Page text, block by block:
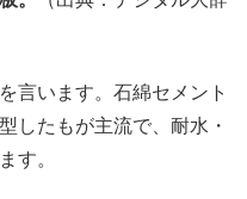
言います。石綿セメント
したもが主流で、耐水・
す。